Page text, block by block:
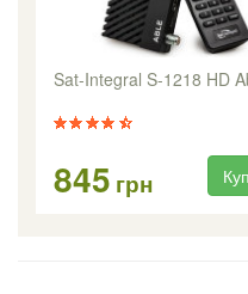
Sat-Integral S-1218 HD
845 грн